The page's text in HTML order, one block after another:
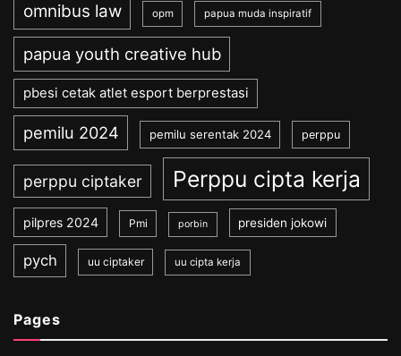
omnibus law opm papua muda inspiratif
papua youth creative hub
pbesi cetak atlet esport berprestasi
pemilu 2024 pemilu serentak 2024 perppu
perppu ciptaker Perppu cipta kerja
pilpres 2024 Pmi porbin presiden jokowi
pych uu ciptaker uu cipta kerja
Pages